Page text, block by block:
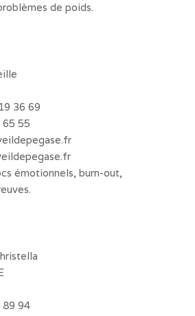
de poids.
36 69
55
émotionnels, burn-out,
89 94